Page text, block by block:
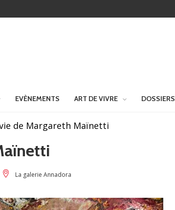
EVÈNEMENTS ART DE VIVRE DOSSIERS
de Margareth Maïnetti
La galerie Annadora